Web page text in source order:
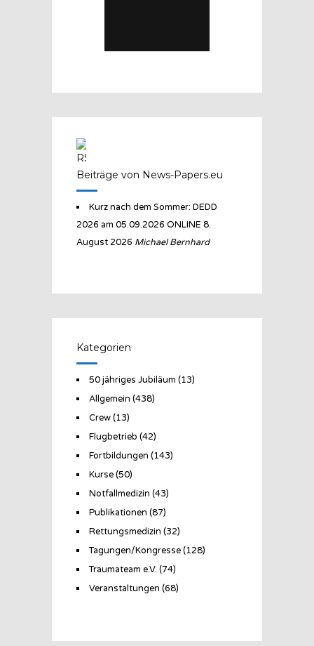
Beiträge von News-Papers.eu
Kurz nach dem Sommer: DEDD
2026 am 05.09.2026 ONLINE 8.
August 2026 Michael Bernhard
Kategorien
50 jähriges Jubiläum (13)
Allgemein (438)
Crew(13)
Flugbetrieb (42)
Fortbildungen (143)
Kurse(50)
Notfallmedizin (43)
Publikationen (87)
Rettungsmedizin (32)
Tagungen/Kongresse(128)
Traumateam e.V. (74)
Veranstaltungen (68)